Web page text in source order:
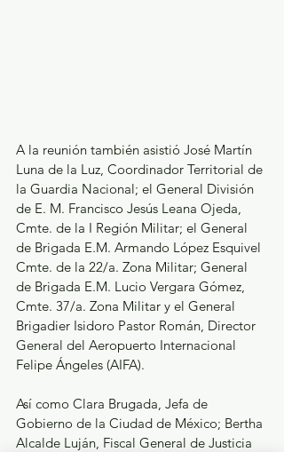
A la reunión también asistió José Martín
Luna de la Luz, Coordinador Territorial de
la Guardia Nacional; el General División
de E. M. Francisco Jesús Leana Ojeda,
Cmte. de la I Región Militar; el General
de Brigada E.M. Armando López Esquivel
Cmte. de la 22/a. Zona Militar; General
de Brigada E.M. Lucio Vergara Gómez,
Cmte. 37/a. Zona Militar y el General
Brigadier Isidoro Pastor Román, Director
General del Aeropuerto Internacional
Felipe Ángeles (AIFA).
Así como Clara Brugada, Jefa de
Gobierno de la Ciudad de México; Bertha
Alcalde Luján, Fiscal General de Justicia